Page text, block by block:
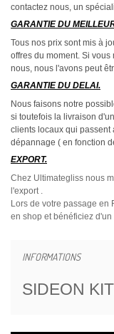
contactez nous, un
GARANTIE DU
Tous nos prix sont mis à
offres du moment. Si
nous, nous l'avons peut
GARANTIE DU DELAI.
Nous faisons notre
si toutefois la livraison
clients locaux qui passent
dépannage ( en fonction
EXPORT.
Chez Ultimategliss nous
l'export .
Lors de votre passage en
en shop et bénéficiez
INFORMATIONS
SIDEON